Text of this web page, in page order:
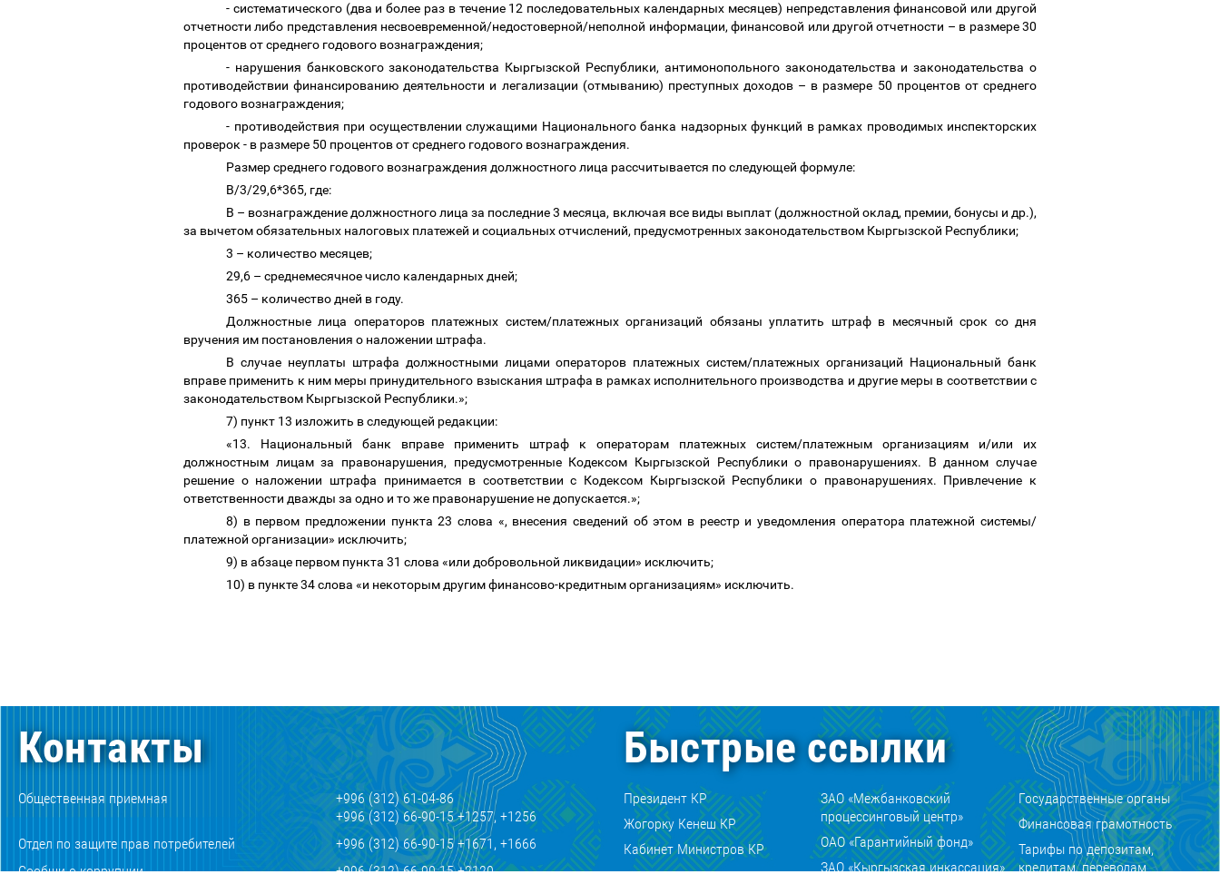
- систематического (два и более раз в течение 12 последовательных календарных месяцев) непредставления финансовой или другой
отчетности либо представления несвоевременной/недостоверной/неполной информации, финансовой или другой отчетности – в размере 30
процентов от среднего годового вознаграждения;
- нарушения банковского законодательства Кыргызской Республики, антимонопольного законодательства и законодательства о
противодействии финансированию деятельности и легализации (отмыванию) преступных доходов – в размере 50 процентов от среднего
годового вознаграждения;
- противодействия при осуществлении служащими Национального банка надзорных функций в рамках проводимых инспекторских
проверок- в размере 50 процентов от среднего годового вознаграждения.
Размер среднего годового вознаграждения должностного лица рассчитывается по следующей формуле:
В/3/29,6*365, где:
В – вознаграждение должностного лица за последние 3 месяца, включая все виды выплат (должностной оклад, премии, бонусы и др.),
за вычетом обязательных налоговых платежей и социальных отчислений, предусмотренных законодательством Кыргызской Республики;
3 – количество месяцев;
29,6 – среднемесячное число календарных дней;
365 – количество дней в году.
Должностные лица операторов платежных систем/платежных организаций обязаны уплатить штраф в месячный срок со дня
вручения им постановления о наложении штрафа.
В случае неуплаты штрафа должностными лицами операторов платежных систем/платежных организаций Национальный банк
вправе применить к ним меры принудительного взыскания штрафа в рамках исполнительного производства и другие меры в соответствии с
законодательством Кыргызской Республики.»;
7) пункт 13 изложить в следующей редакции:
«13. Национальный банк вправе применить штраф к операторам платежных систем/платежным организациям и/или их
должностным лицам за правонарушения, предусмотренные Кодексом Кыргызской Республики о правонарушениях. В данном случае
решение о наложении штрафа принимается в соответствии с Кодексом Кыргызской Республики о правонарушениях. Привлечение к
ответственности дважды за одно и то же правонарушение не допускается.»;
8) в первом предложении пункта 23 слова «, внесения сведений об этом в реестр и уведомления оператора платежной системы/
платежной организации» исключить;
9) в абзаце первом пункта 31 слова «или добровольной ликвидации» исключить;
10) в пункте 34 слова «и некоторым другим финансово-кредитным организациям» исключить.
Контакты
Общественная приемная
+996 (312) 61-04-86
+996 (312) 66-90-15 +1257, +1256
Отдел по защите прав потребителей
+996 (312) 66-90-15 +1671, +1666
Сообщи о коррупции
+996 (312) 66-90-15 +2120
Быстрые ссылки
Президент КР
Жогорку Кенеш КР
Кабинет Министров КР
ЗАО «Межбанковский
процессинговый центр»
ОАО «Гарантийный фонд»
ЗАО «Кыргызская инкассация»
Государственные органы
Финансовая грамотность
Тарифы по депозитам,
кредитам, переводам